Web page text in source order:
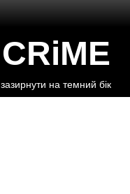
CRiME
зазирнути на темний бік